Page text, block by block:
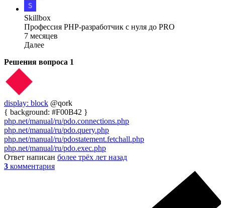
Skillbox
Профессия PHP-разработчик с нуля до PRO
7 месяцев
Далее
Решения вопроса 1
display: block @qork
{ background: #F00B42 }
php.net/manual/ru/pdo.connections.php
php.net/manual/ru/pdo.query.php
php.net/manual/ru/pdostatement.fetchall.php
php.net/manual/ru/pdo.exec.php
Ответ написан более трёх лет назад
3 комментария